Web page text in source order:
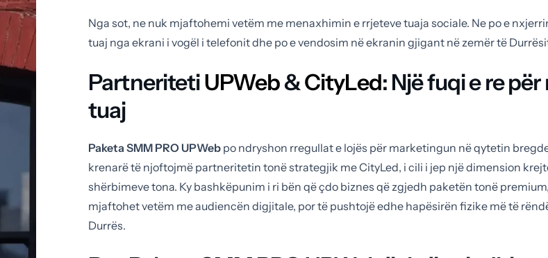
Nga sot, ne nuk mjaftohemi vetëm me menaxhimin e rrjeteve tuaja sociale. Ne po e
tuaj nga ekrani i vogël i telefonit dhe po e vendosim në ekranin gjigant në zemër të
PartneritetiUPWeb&CityLed: Një fuqi e re
tuaj
Paketa SMM PRO UPWeb po ndryshon rregullat e lojës për marketingun në qytetin
krenarë të njoftojmë partneritetin tonë strategjik me CityLed, i cili i jep një dimension
shërbimeve tona. Ky bashkëpunim i ri bën që çdo biznes që zgjedh paketën tonë
mjaftohet vetëm me audiencën digjitale, por të pushtojë edhe hapësirën fizike më të
Durrës.